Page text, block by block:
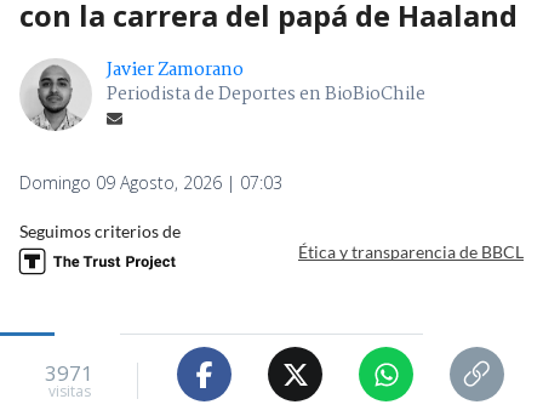
con la carrera del papá de Haaland
Javier Zamorano
Periodista de Deportes en BioBioChile
Domingo 09 Agosto, 2026 | 07:03
Seguimos criterios de
Ética y transparencia de BBCL
3971
visitas